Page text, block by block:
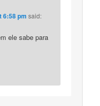
6:58 pm said:
ele sabe para